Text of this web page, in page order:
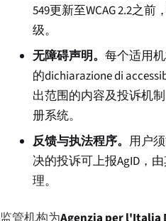
549更新至WCAG 2.2之前
级。
无障碍声明。每个适用
的dichiarazione di
出范围的内容及投诉机
册系统。
反馈与执法程序。 用户
决的投诉可上报AgID，
理。